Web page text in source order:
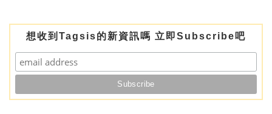
想收到Tagsis的新資訊嗎 立即Subscribe吧